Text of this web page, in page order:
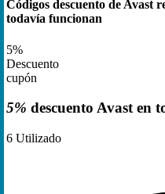
Códigos descuento de Avast
todavía funcionan
5%
Descuento
cupón
5% descuento Avast en
6 Utilizado